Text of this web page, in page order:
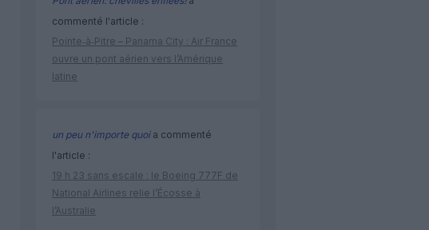
commenté l'article :
Pointe‑à‑Pitre – Panama City : Air France
ouvre un pont aérien vers l’Amérique
latine
un peu n'importe quoia commenté
l'article :
19 h 23 sans escale : le Boeing 777F de
National Airlines relie l’Écosse à
l’Australie